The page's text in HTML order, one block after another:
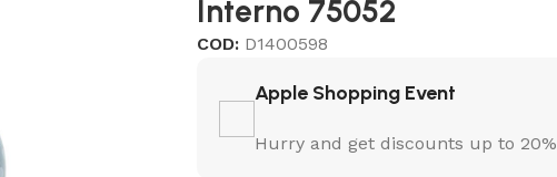
Interno 75052
COD: D1400598
Apple Shopping Event
Hurry and get discounts up to 20%